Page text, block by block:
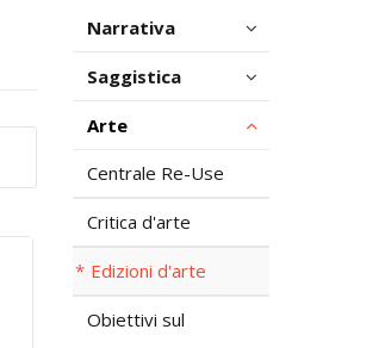
Narrativa
Saggistica
Arte
Centrale Re-Use
Critica d'arte
Edizioni d'arte
Obiettivi sul